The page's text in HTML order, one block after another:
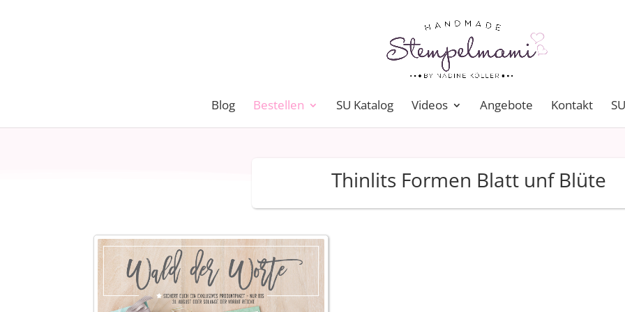
Blog Bestellen SU Katalog Videos Angebote Kontakt
Thinlits Formen Blatt unf Blüte